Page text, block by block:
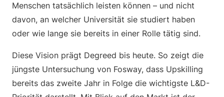
Menschen tatsächlich leisten können – und nicht
davon, an welcher Universität sie studiert haben
oder wie lange sie bereits in einer Rolle tätig sind.
Diese Vision prägt Degreed bis heute. So zeigt die
jüngste Untersuchung von Fosway, dass Upskilling
bereits das zweite Jahr in Folge die wichtigste L&D-